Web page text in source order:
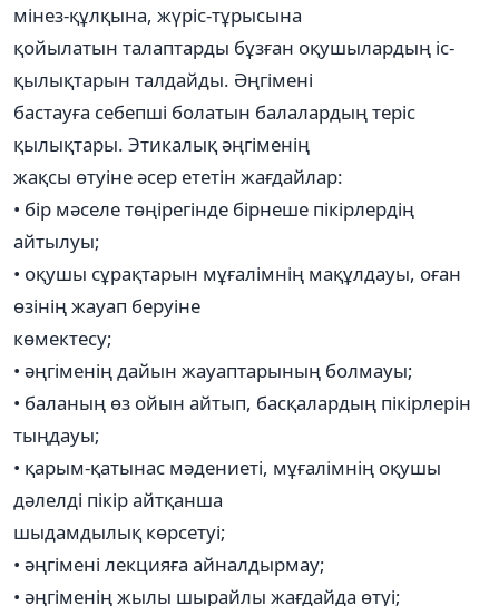
мінез-құлқына, жүріс-тұрысына
қойылатын талаптарды бұзған оқушылардың іс-
қылықтарын талдайды. Әңгімені
бастауға себепші болатын балалардың теріс
қылықтары. Этикалық әңгіменің
жақсы өтуіне әсер ететін жағдайлар:
• бір мәселе төңірегінде бірнеше пікірлердің
айтылуы;
• оқушы сұрақтарын мұғалімнің мақұлдауы, оған
өзінің жауап беруіне
көмектесу;
• әңгіменің дайын жауаптарының болмауы;
• баланың өз ойын айтып, басқалардың пікірлерін
тыңдауы;
• қарым-қатынас мәдениеті, мұғалімнің оқушы
дәлелді пікір айтқанша
шыдамдылық көрсетуі;
• әңгімені лекцияға айналдырмау;
• әңгіменің жылы шырайлы жағдайда өтуі;